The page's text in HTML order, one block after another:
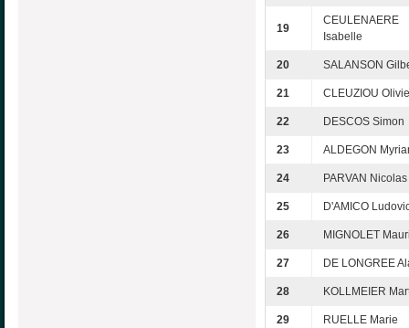
19
CEULENAERE
Isabelle
20 SALANSON
21 CLEUZIOU
22 DESCOS Simon
23 ALDEGON
24 PARVAN Nicolas
25 D'AMICO
26 MIGNOLET
27 DE LONGREE
28 KOLLMEIER
29 RUELLE Marie